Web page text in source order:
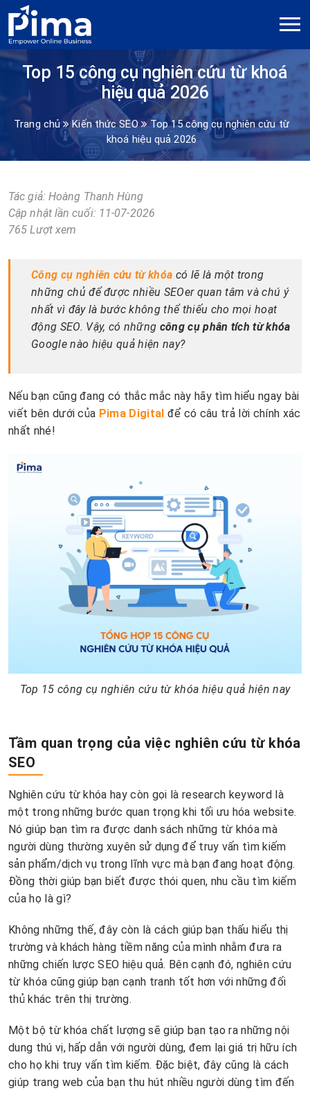
Top 15 công cụ nghiên cứu từ khoá
hiệu quả 2026
Trang chủ Kiến thức SEO
Top 15 công cụ nghiên cứu từ
khoá hiệu quả 2026
Tác giả: Hoàng Thanh Hùng
Cập nhật lần cuối: 11-07-2026
765 Lượt xem
Công cụ nghiên cứu từ khóa có lẽ là một trong
những chủ để được nhiều SEOer quan tâm và chú ý
nhất vì đây là bước không thể thiếu cho mọi hoạt
động SEO. Vậy, có những công cụ phân tích từ khóa
Google nào hiệu quả hiện nay?
Nếu bạn cũng đang có thắc mắc này hãy tìm hiểu ngay bài
viết bên dưới của Pima Digital để có câu trả lời chính xác
nhất nhé!
Top 15 công cụ nghiên cứu từ khóa hiệu quả hiện nay
Tầm quan trọng của việc nghiên cứu từ khóa
SEO
Nghiên cứu từ khóa hay còn gọi là research keyword là
một trong những bước quan trọng khi tối ưu hóa website.
Nó giúp bạn tìm ra được danh sách những từ khóa mà
người dùng thường xuyên sử dụng để truy vấn tìm kiếm
sản phẩm/dịch vụ trong lĩnh vực mà bạn đang hoạt động.
Đồng thời giúp bạn biết được thói quen, nhu cầu tìm kiếm
của họ là gì?
Không những thế, đây còn là cách giúp bạn thấu hiểu thị
trường và khách hàng tiềm năng của mình nhằm đưa ra
những chiến lược SEO hiệu quả. Bên cạnh đó, nghiên cứu
từ khóa cũng giúp bạn cạnh tranh tốt hơn với những đối
thủ khác trên thị trường.
Một bộ từ khóa chất lượng sẽ giúp bạn tạo ra những nội
dung thú vị, hấp dẫn với người dùng, đem lại giá trị hữu ích
cho họ khi truy vấn tìm kiếm. Đặc biệt, đây cũng là cách
giúp trang web của bạn thu hút nhiều người dùng tìm đến